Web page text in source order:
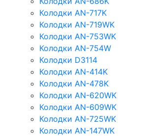
Колодки AN-717K
Колодки AN-719WK
Колодки AN-753WK
Колодки AN-754W
Колодки D3114
Колодки AN-414K
Колодки AN-478K
Колодки AN-620WK
Колодки AN-609WK
Колодки AN-725WK
Колодки AN-147WK